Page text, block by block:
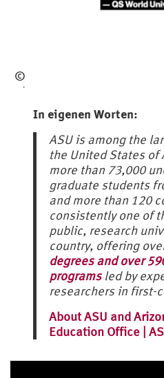
©
Arizona
University
In eigenen Worten:
ASU is among the
the United States of
more than 73,000
graduate students
and more than 120
consistently one of
public, research
country, offering
degrees and over
programsled by
researchers in first-
About ASU and
Education Office |